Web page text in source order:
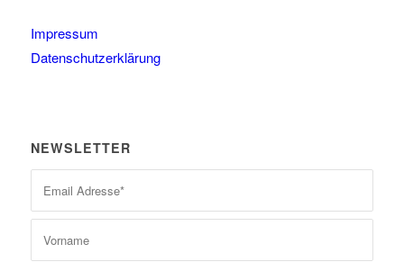
Impressum
Datenschutzerklärung
NEWSLETTER